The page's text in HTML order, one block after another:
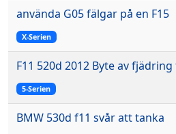
använda G05 fälgar på en F15
X-Serien
F11 520d 2012 Byte av
5-Serien
BMW 530d f11 svår att tanka